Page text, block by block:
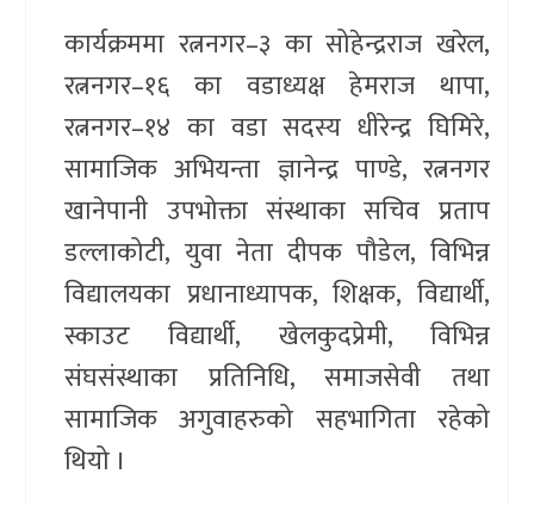
कार्यक्रममा रत्ननगर–३ का सोहेन्द्रराज खरेल,
रत्ननगर–१६ का वडाध्यक्ष हेमराज थापा,
रत्ननगर–१४ का वडा सदस्य धीरेन्द्र घिमिरे,
सामाजिक अभियन्ता ज्ञानेन्द्र पाण्डे, रत्ननगर
खानेपानी उपभोक्ता संस्थाका सचिव प्रताप
डल्लाकोटी, युवा नेता दीपक पौडेल, विभिन्न
विद्यालयका प्रधानाध्यापक, शिक्षक, विद्यार्थी,
स्काउट विद्यार्थी, खेलकुदप्रेमी, विभिन्न
संघसंस्थाका प्रतिनिधि, समाजसेवी तथा
सामाजिक अगुवाहरुको सहभागिता रहेको
थियो ।